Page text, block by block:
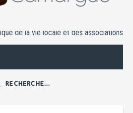
de la vie locale et des associations